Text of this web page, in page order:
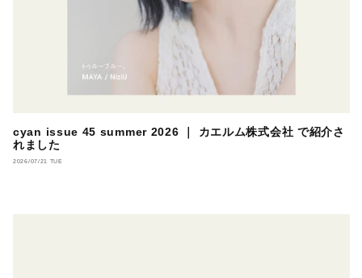
cyan issue 45 summer 2026 ｜ カエルム株式会社 で紹介さ
れました
2026/07/21 TUE